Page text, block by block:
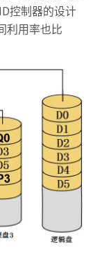
控制器的设计
利用率也比